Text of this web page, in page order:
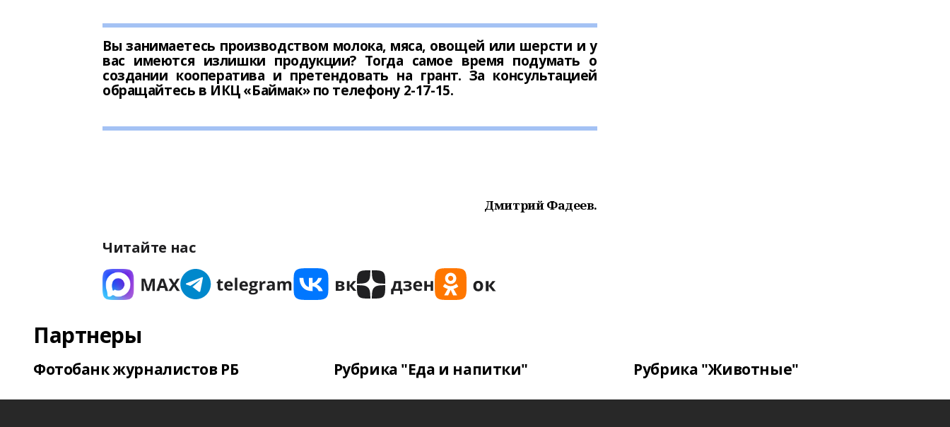
Вы занимаетесь производством молока, мяса, овощей или шерсти и у
вас имеются излишки продукции? Тогда самое время подумать о
создании кооператива и претендовать на грант. За консультацией
обращайтесь в ИКЦ «Баймак» по телефону 2-17-15.
Дмитрий Фадеев.
Читайте нас
Партнеры
Фотобанк журналистов РБ Рубрика "Еда и напитки" Рубрика "Животные"